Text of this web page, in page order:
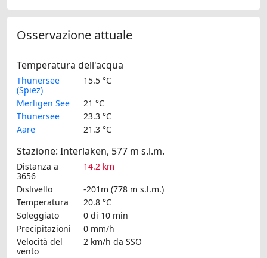
Osservazione attuale
Temperatura dell'acqua
Thunersee
(Spiez)
15.5 °C
Merligen See
21 °C
Thunersee
23.3 °C
Aare
21.3 °C
Stazione: Interlaken, 577 m s.l.m.
Distanza a
3656
14.2 km
Dislivello
-201m (778 m s.l.m.)
Temperatura
20.8 °C
Soleggiato
0 di 10 min
Precipitazioni
0 mm/h
Velocità del
vento
2 km/h da SSO